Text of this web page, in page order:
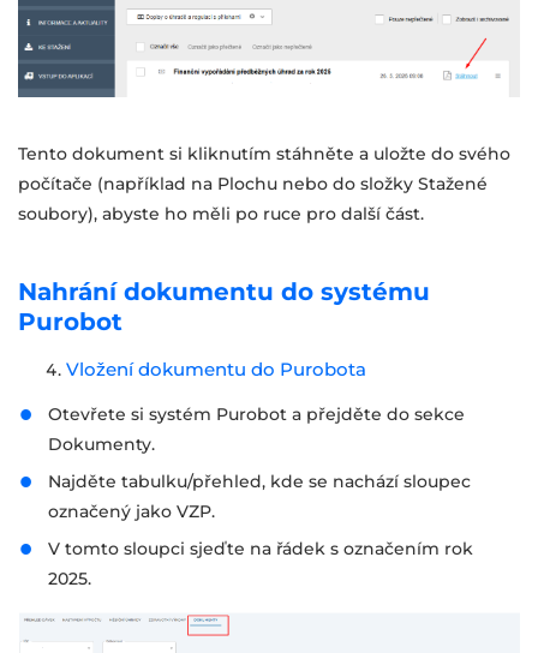
Tento dokument si kliknutím stáhněte a uložte do svého
počítače (například na Plochu nebo do složky Stažené
soubory), abyste ho měli po ruce pro další část.
Nahrání dokumentu do systému
Purobot
Vložení dokumentu do Purobota
Otevřete si systém Purobot a přejděte do sekce
Dokumenty.
Najděte tabulku/přehled, kde se nachází sloupec
označený jako VZP.
V tomto sloupci sjeďte na řádek s označením rok
2025.